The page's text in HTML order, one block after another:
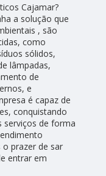
Cajamar?
a solução que
, são
como
sólidos,
lâmpadas,
de
e
é capaz de
conquistando
serviços de forma
prazer de sar
entrar em